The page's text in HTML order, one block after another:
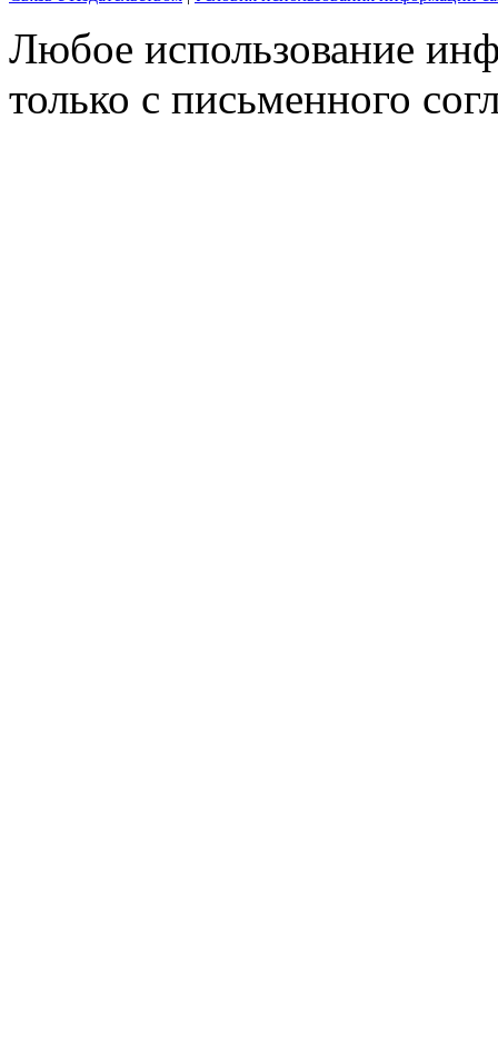
Любое использование
только с письменного